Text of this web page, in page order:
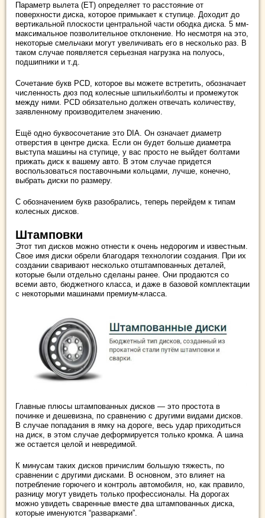
Параметр вылета (ЕТ) определяет то расстояние от
поверхности диска, которое примыкает к ступице. Доходит до
вертикальной плоскости центральной части ободка диска. 5 мм-
максимальное позволительное отклонение. Но несмотря на это,
некоторые смельчаки могут увеличивать его в несколько раз. В
таком случае появляется серьезная нагрузка на полуось,
подшипники и т.д.
Сочетание букв PCD, которое вы можете встретить, обозначает
численность дюз под колесные шпильки\болты и промежуток
между ними. PCD обязательно должен отвечать количеству,
заявленному производителем значению.
Ещё одно буквосочетание это DIA. Он означает диаметр
отверстия в центре диска. Если он будет больше диаметра
выступа машины на ступице, у вас просто не выйдет болтами
прижать диск к вашему авто. В этом случае придется
воспользоваться поставочными кольцами, лучше, конечно,
выбрать диски по размеру.
С обозначением букв разобрались, теперь перейдем к типам
колесных дисков.
Штамповки
Этот тип дисков можно отнести к очень недорогим и известным.
Свое имя диски обрели благодаря технологии создания. При их
создании сваривают несколько отштампованных деталей,
которые были отдельно сделаны ранее. Они продаются со
всеми авто, бюджетного класса, и даже в базовой комплектации
с некоторыми машинами премиум-класса.
Главные плюсы штампованных дисков — это простота в
починке и дешевизна, по сравнению с другими видами дисков.
В случае попадания в ямку на дороге, весь удар приходиться
на диск, в этом случае деформируется только кромка. А шина
же остается целой и невредимой.
К минусам таких дисков причислим большую тяжесть, по
сравнении с другими дисками. В основном, это влияет на
потребление горючего и контроль автомобиля, но, как правило,
разницу могут увидеть только профессионалы. На дорогах
можно увидеть сваренные вместе два штампованных диска,
которые именуются “разварками”.